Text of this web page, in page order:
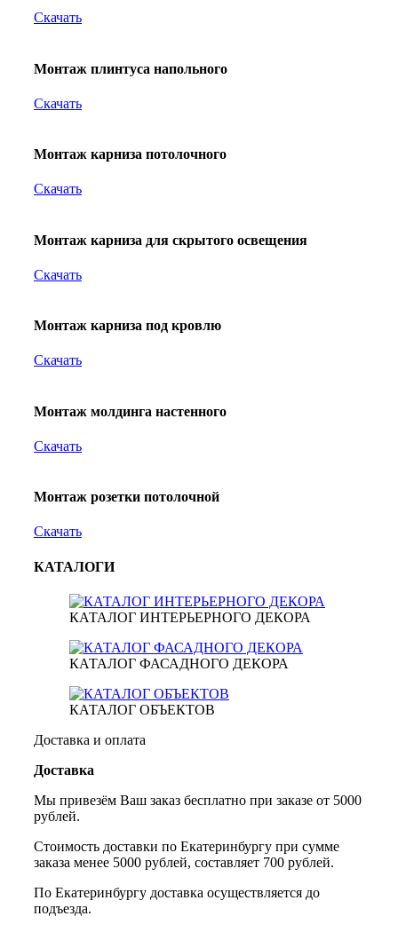
Скачать
Монтаж плинтуса напольного
Скачать
Монтаж карниза потолочного
Скачать
Монтаж карниза для скрытого освещения
Скачать
Монтаж карниза под кровлю
Скачать
Монтаж молдинга настенного
Скачать
Монтаж розетки потолочной
Скачать
КАТАЛОГИ
КАТАЛОГ ИНТЕРЬЕРНОГО ДЕКОРА
КАТАЛОГ ФАСАДНОГО ДЕКОРА
КАТАЛОГ ОБЪЕКТОВ
Доставка и оплата
Доставка
Мы привезём Ваш заказ бесплатно при заказе от 5000
рублей.
Стоимость доставки по Екатеринбургу при сумме
заказа менее 5000 рублей, составляет 700 рублей.
По Екатеринбургу доставка осуществляется до
подъезда.